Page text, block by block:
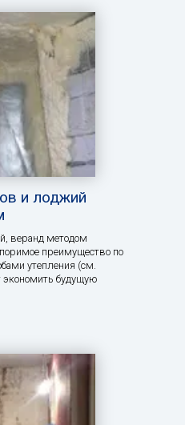
и лоджий
веранд методом
преимущество по
утепления (см.
экономить будущую